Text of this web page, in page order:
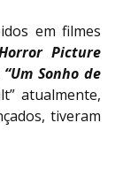
em filmes
Picture
“Um Sonho de
atualmente,
tiveram